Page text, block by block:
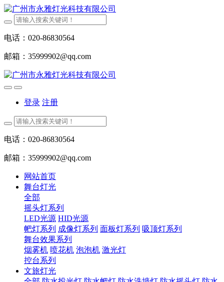
电话：020-86830564
邮箱：35999902@qq.com
登录 注册
电话：020-86830564
邮箱：35999902@qq.com
网站首页
舞台灯光
全部
摇头灯系列
LED光源 HID光源
帊灯系列 成像灯系列 面板灯系列 吸顶灯系列
舞台效果系列
烟雾机 喷花机 泡泡机 激光灯
控台系列
文旅灯光